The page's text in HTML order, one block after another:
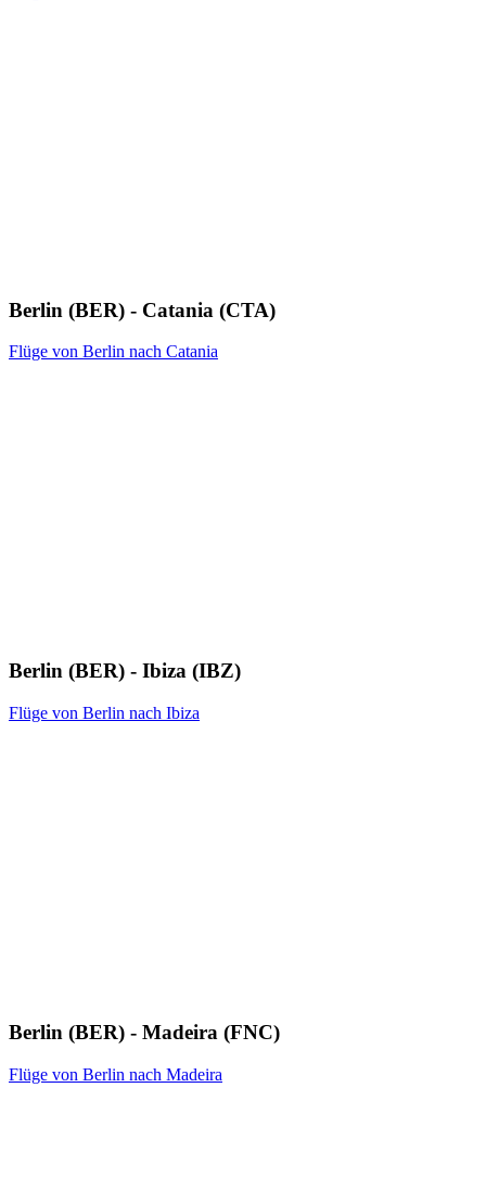
Berlin (BER) - Catania (CTA)
Flüge von Berlin nach Catania
Berlin (BER) - Ibiza (IBZ)
Flüge von Berlin nach Ibiza
Berlin (BER) - Madeira (FNC)
Flüge von Berlin nach Madeira